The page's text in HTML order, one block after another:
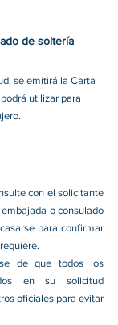
de soltería
se emitirá la Carta
utilizar para
con el solicitante
o consulado
para confirmar
de que todos los
en su solicitud
oficiales para evitar